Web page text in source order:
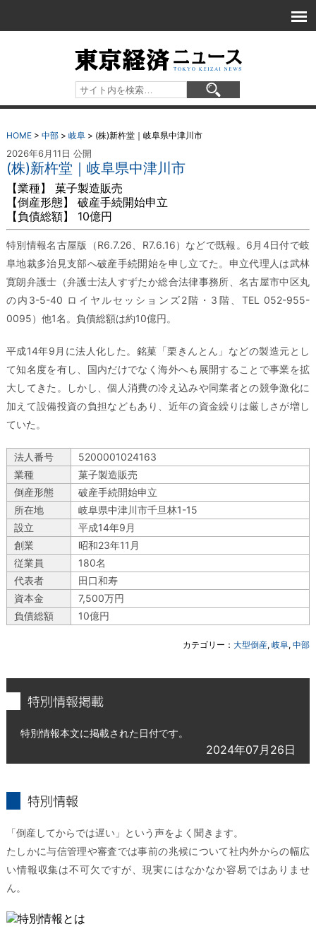
HOME> 中部> 岐阜> (株)新杵堂｜岐阜県中津川市
2026年6月11日 公開
(株)新杵堂｜岐阜県中津川市
【業種】 菓子製造販売
【倒産形態】 破産手続開始申立
【負債総額】 10億円
特別情報名古屋版（R6.7.26、R7.6.16）などで既報。6月4日付で岐
阜地裁多治見支部へ破産手続開始を申し立てた。申立代理人は武林
寛朗弁護士（弁護士法人すずたか総合法律事務所、名古屋市中区丸
の内3-5-40 ロイヤルセッションズ2階・3階、TEL 052-955-
0095）他1名。負債総額は約10億円。
平成14年9月に法人化した。銘菓「栗きんとん」などの製造元とし
て知名度を有し、国内だけでなく海外へも展開することで事業を拡
大してきた。しかし、個人消費の冷え込みや同業者との競争激化に
加えて設備投資の負担などもあり、近年の資金繰りは厳しさが増し
ていた。
法人番号
5200001024163
業種
菓子製造販売
倒産形態
破産手続開始申立
所在地
岐阜県中津川市千旦林1-15
設立
平成14年9月
創業
昭和23年11月
従業員
180名
代表者
田口和寿
資本金
7,500万円
負債総額
10億円
カテゴリー：大型倒産,岐阜,中部
特別情報本文に掲載された日付です。
2024年07月26日
「倒産してからでは遅い」という声をよく聞きます。
たしかに与信管理や審査では事前の兆候について社内外からの幅広
い情報収集は不可欠ですが、現実にはなかなか容易ではありませ
ん。